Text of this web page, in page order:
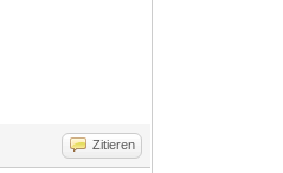
Zitieren